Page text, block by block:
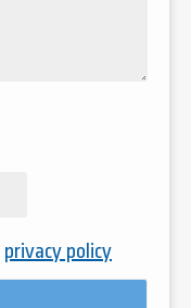
privacy policy